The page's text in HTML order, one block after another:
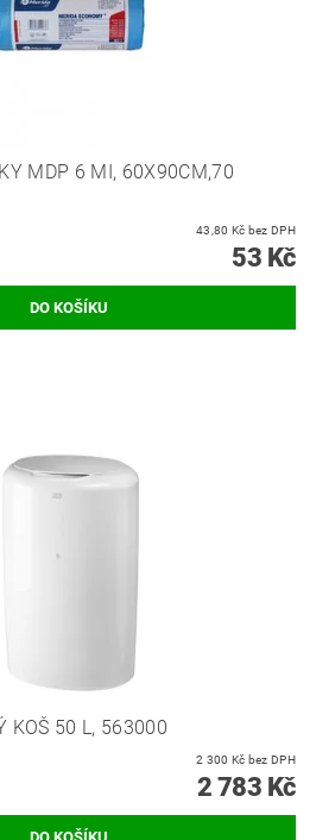
MDP 6 MI, 60X90CM,70
43,80 Kč bez DPH
53 Kč
KOŠ 50 L, 563000
2 300 Kč bez DPH
2 783 Kč